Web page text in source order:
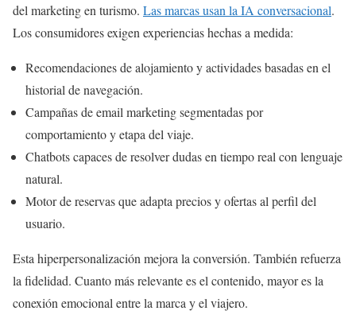
del marketing en turismo. Las marcas usan la IA conversacional.
Los consumidores exigen experiencias hechas a medida:
Recomendaciones de alojamiento y actividades basadas en el
historial de navegación.
Campañas de email marketing segmentadas por
comportamiento y etapa del viaje.
Chatbots capaces de resolver dudas en tiempo real con lenguaje
natural.
Motor de reservas que adapta precios y ofertas al perfil del
usuario.
Esta hiperpersonalización mejora la conversión. También refuerza
la fidelidad. Cuanto más relevante es el contenido, mayor es la
conexión emocional entre la marca y el viajero.